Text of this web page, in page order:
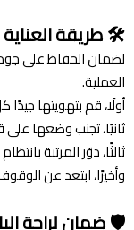
🛠️طريقة
لضمان الحفاظ على
العملية.
أولًا، قم بتهويتها
ثانيًا، تجنب وضعها
ثالثًا، دوّر المرتبة
وأخيرًا، ابتعد عن
🛡️ضمان لراحة